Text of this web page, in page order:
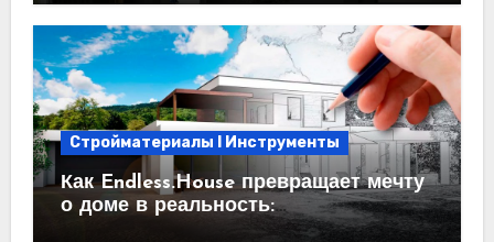
Стройматериалы l Инструменты
Как Endless.House превращает мечту
о доме в реальность:
проектирование под ключ